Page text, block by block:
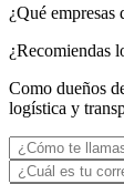
¿Qué
¿Recomiendas
Como dueños
logística y